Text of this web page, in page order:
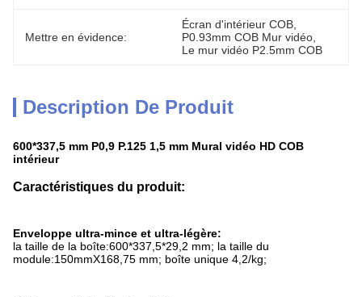
Mettre en évidence:
Écran d'intérieur COB
P0.93mm COB Mur vidéo
Le mur vidéo P2.5mm COB
Description De Produit
600*337,5 mm P0,9 P.125 1,5 mm Mural vidéo HD COB
intérieur
Caractéristiques du produit:
Enveloppe ultra-mince et ultra-légère:
la taille de la boîte:600*337,5*29,2 mm; la taille du
module:150mmX168,75 mm; boîte unique 4,2/kg;